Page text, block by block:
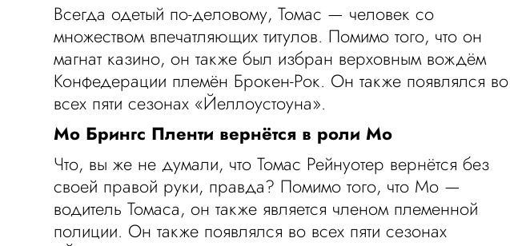
Всегда одетый по-деловому, Томас — человек со
множеством впечатляющих титулов. Помимо того, что он
магнат казино, он также был избран верховным вождём
Конфедерации племён Брокен-Рок. Он также появлялся во
всех пяти сезонах «Йеллоустоуна».
Мо Брингс Пленти вернётся в роли Мо
Что, вы же не думали, что Томас Рейнуотер вернётся без
своей правой руки, правда? Помимо того, что Мо —
водитель Томаса, он также является членом племенной
полиции. Он также появлялся во всех пяти сезонах